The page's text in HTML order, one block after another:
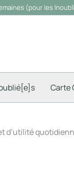
(pour les
Carte
d’utilité